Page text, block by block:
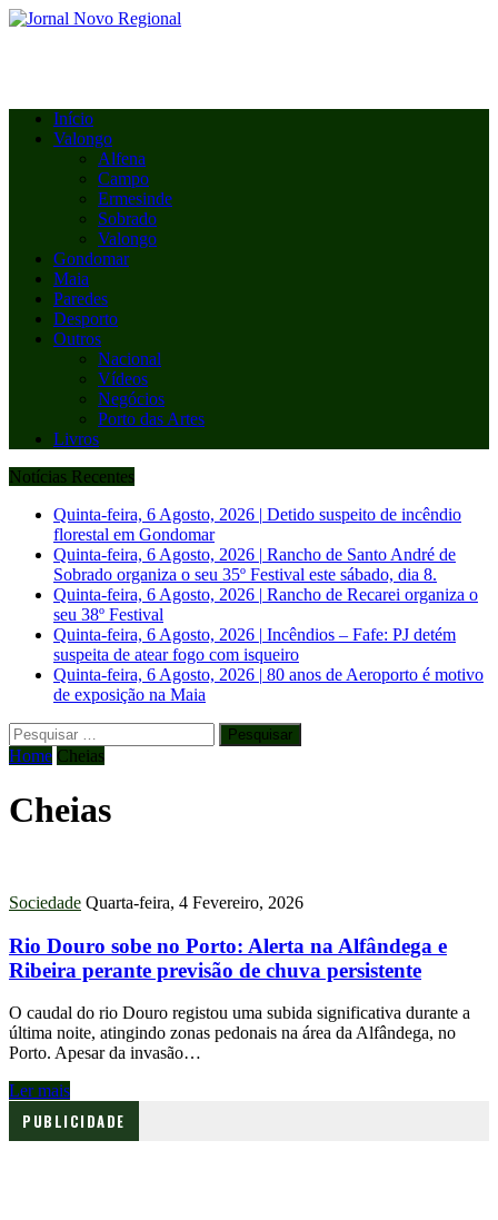
Início
Valongo
Alfena
Campo
Ermesinde
Sobrado
Valongo
Gondomar
Maia
Paredes
Desporto
Outros
Nacional
Vídeos
Negócios
Porto das Artes
Livros
Notícias Recentes
Quinta-feira, 6 Agosto, 2026 | Detido suspeito de incêndio
florestal em Gondomar
Quinta-feira, 6 Agosto, 2026 | Rancho de Santo André de
Sobrado organiza o seu 35º Festival este sábado, dia 8.
Quinta-feira, 6 Agosto, 2026 | Rancho de Recarei organiza o
seu 38º Festival
Quinta-feira, 6 Agosto, 2026 | Incêndios – Fafe: PJ detém
suspeita de atear fogo com isqueiro
Quinta-feira, 6 Agosto, 2026 | 80 anos de Aeroporto é motivo
de exposição na Maia
Pesquisar
por:
Home Cheias
Cheias
Sociedade Quarta-feira, 4 Fevereiro, 2026
Rio Douro sobe no Porto: Alerta na Alfândega e
Ribeira perante previsão de chuva persistente
O caudal do rio Douro registou uma subida significativa durante a
última noite, atingindo zonas pedonais na área da Alfândega, no
Porto. Apesar da invasão…
Ler mais
PUBLICIDADE